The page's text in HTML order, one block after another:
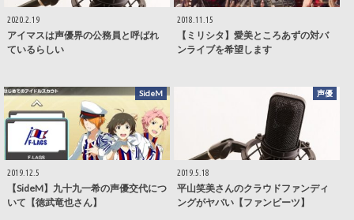
2020.2.19
アイマスは声優界の公務員と呼ばれ
ているらしい
2018.11.15
【ミリシタ】愛美ところあずの対バ
ンライブを希望します
SideM
2019.12.5
【SideM】九十九一希の声優交代につ
いて【徳武竜也さん】
声優
2019.5.18
平山笑美さんのクラウドファンディ
ングがヤバい【ファンビーツ】